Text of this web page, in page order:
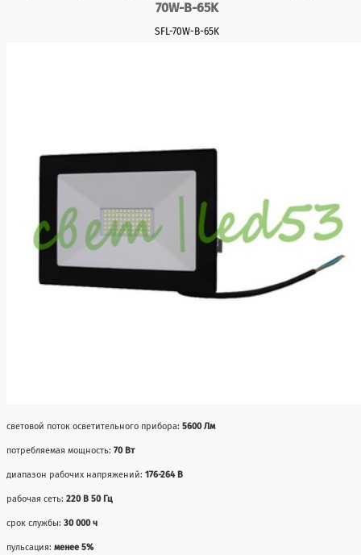
70W-B-65K
SFL-70W-B-65K
световой поток осветительного прибора:5600 Лм
потребляемая мощность:70 Вт
диапазон рабочих напряжений:176-264 В
рабочая сеть:220 В 50 Гц
срок службы:30 000 ч
пульсация:менее 5%